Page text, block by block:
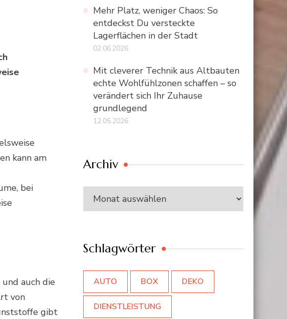
kann am
bei
auch die
von
gibt
Mehr Platz, weniger Chaos: So
entdeckst Du versteckte
Lagerflächen in der Stadt
02.06.2026
Mit cleverer Technik aus Altbauten
echte Wohlfühlzonen schaffen – so
verändert sich Ihr Zuhause
grundlegend
12.05.2026
Archiv
Archiv
Schlagwörter
AUTO BOX DEKO
DIENSTLEISTUNG